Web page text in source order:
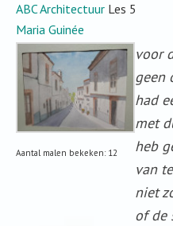
ABC Architectuur Les 5
Maria Guinée
Aantal malen bekeken: 12
voor
geen
had
met
heb
van
niet
of de